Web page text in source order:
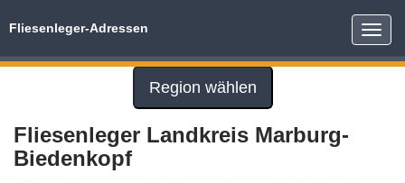
Toggle
Fliesenleger-Adressen
Region wählen
Fliesenleger Landkreis Marburg-
Biedenkopf